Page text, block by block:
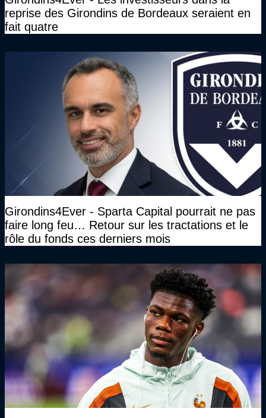
reprise des Girondins de Bordeaux seraient en
fait quatre
Girondins4Ever - Sparta Capital pourrait ne pas
faire long feu… Retour sur les tractations et le
rôle du fonds ces derniers mois